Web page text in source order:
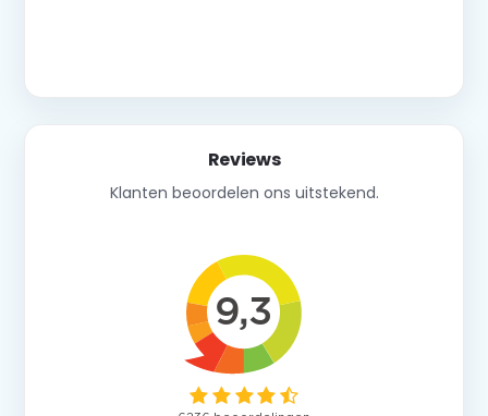
Reviews
Klanten beoordelen ons uitstekend.